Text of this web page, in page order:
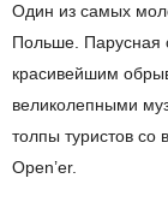
Один из самых
Польше. Парусная
красивейшим
великолепными
толпы туристов со
Open’er.